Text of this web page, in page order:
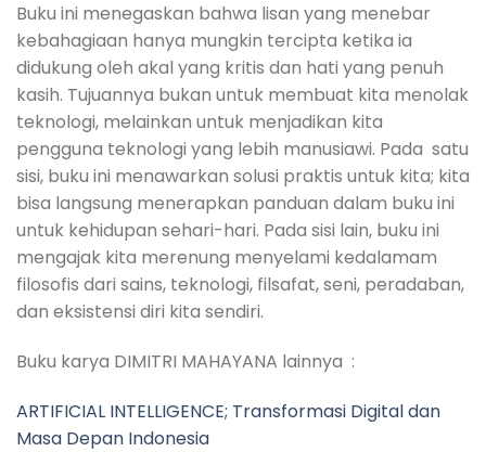
Buku ini menegaskan bahwa lisan yang menebar
kebahagiaan hanya mungkin tercipta ketika ia
didukung oleh akal yang kritis dan hati yang penuh
kasih. Tujuannya bukan untuk membuat kita menolak
teknologi, melainkan untuk menjadikan kita
pengguna teknologi yang lebih manusiawi. Pada satu
sisi, buku ini menawarkan solusi praktis untuk kita; kita
bisa langsung menerapkan panduan dalam buku ini
untuk kehidupan sehari-hari. Pada sisi lain, buku ini
mengajak kita merenung menyelami kedalamam
filosofis dari sains, teknologi, filsafat, seni, peradaban,
dan eksistensi diri kita sendiri.
Buku karya DIMITRI MAHAYANA lainnya :
ARTIFICIAL INTELLIGENCE; Transformasi Digital dan
Masa Depan Indonesia